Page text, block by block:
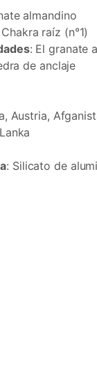
almandino
raíz (n°1)
: El granate
de anclaje
Austria,
: Silicato de